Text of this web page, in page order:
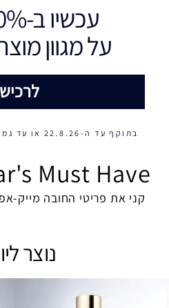
עכשיו ב-30% הנחה
על מגוון
בתוקף עד ה-22.8.26 או עד גמר המלאי |
Must Have
קני את פריטי החובה מייק-
נוצר